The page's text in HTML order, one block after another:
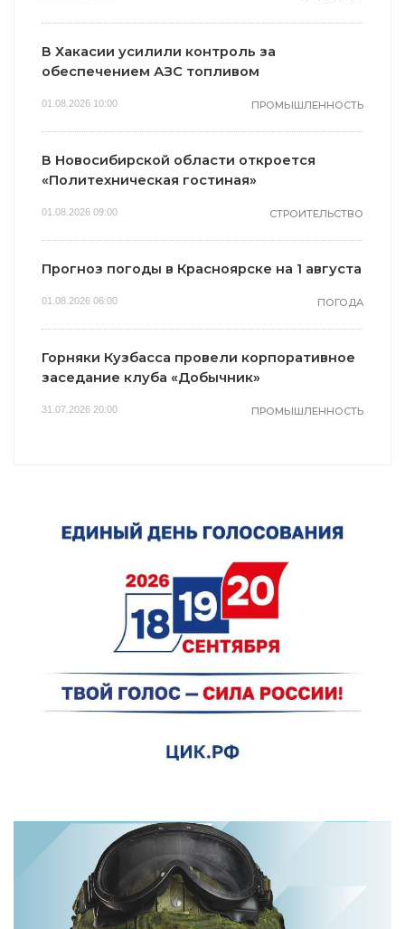
В Хакасии усилили контроль за
обеспечением АЗС топливом
01.08.2026 10:00 ПРОМЫШЛЕННОСТЬ
В Новосибирской области откроется
«Политехническая гостиная»
01.08.2026 09:00 СТРОИТЕЛЬСТВО
Прогноз погоды в Красноярске на 1 августа
01.08.2026 06:00 ПОГОДА
Горняки Кузбасса провели корпоративное
заседание клуба «Добычник»
31.07.2026 20:00 ПРОМЫШЛЕННОСТЬ